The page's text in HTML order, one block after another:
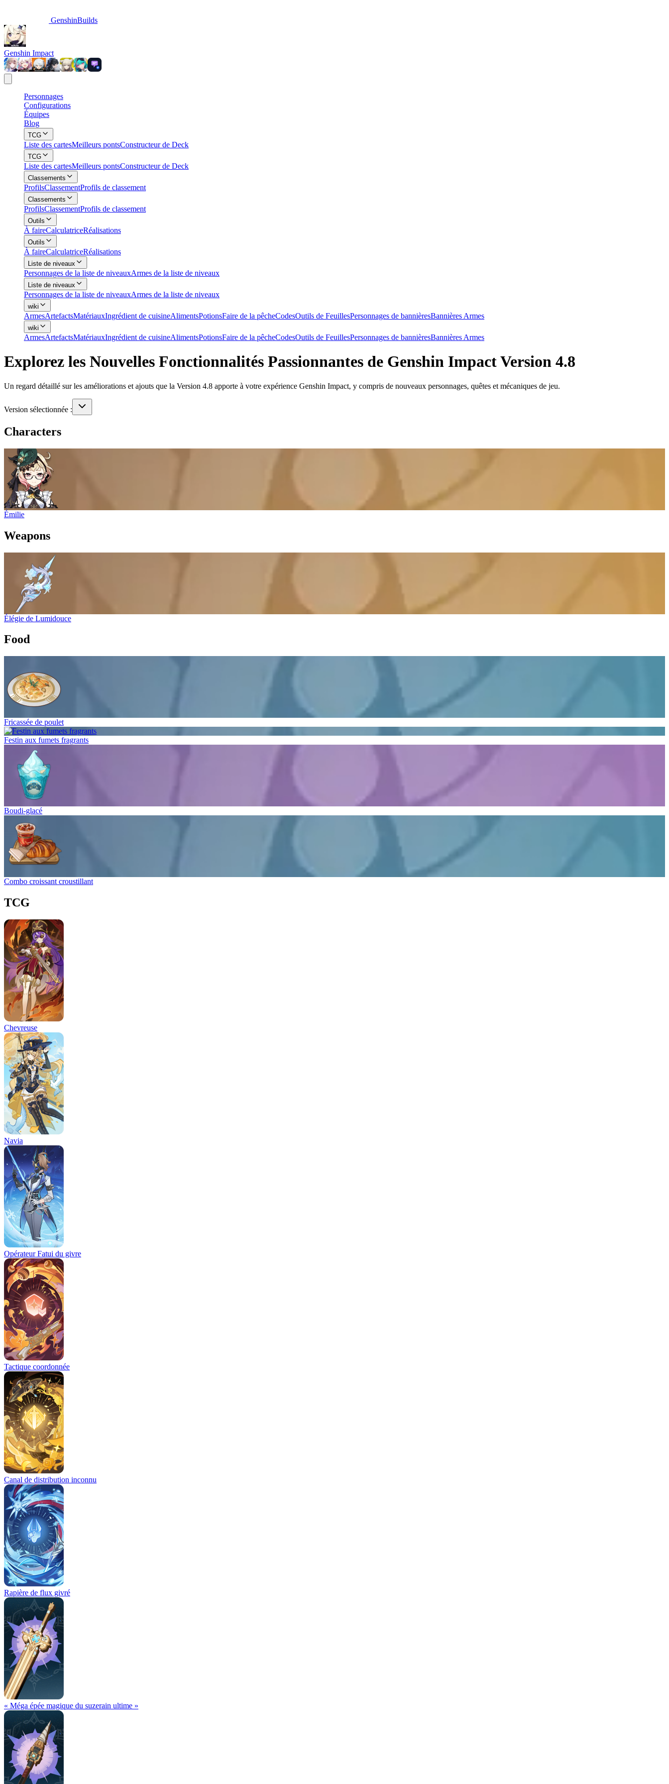
GenshinBuilds
Genshin Impact
Personnages
Configurations
Équipes
Blog
TCG
Liste des cartesMeilleurs pontsConstructeur de Deck
TCG
Liste des cartesMeilleurs pontsConstructeur de Deck
Classements
ProfilsClassementProfils de classement
Classements
ProfilsClassementProfils de classement
Outils
À faireCalculatriceRéalisations
Outils
À faireCalculatriceRéalisations
Liste de niveaux
Personnages de la liste de niveauxArmes de la liste de niveaux
Liste de niveaux
Personnages de la liste de niveauxArmes de la liste de niveaux
wiki
ArmesArtefactsMatériauxIngrédient de cuisineAlimentsPotionsFaire de la pêcheCodesOutils de FeuillesPersonnages de bannièresBannières Armes
wiki
ArmesArtefactsMatériauxIngrédient de cuisineAlimentsPotionsFaire de la pêcheCodesOutils de FeuillesPersonnages de bannièresBannières Armes
Explorez les Nouvelles Fonctionnalités Passionnantes de Genshin Impact Version 4.8
Un regard détaillé sur les améliorations et ajouts que la Version 4.8 apporte à votre expérience Genshin Impact, y compris de nouveaux personnages, quêtes et mécaniques de jeu.
Version sélectionnée :
Characters
Émilie
Weapons
Élégie de Lumidouce
Food
Fricassée de poulet
Festin aux fumets fragrants
Boudi-glacé
Combo croissant croustillant
TCG
Chevreuse
Navia
Opérateur Fatui du givre
Tactique coordonnée
Canal de distribution inconnu
Rapière de flux givré
« Méga épée magique du suzerain ultime »